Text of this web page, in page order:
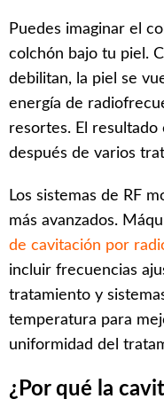
Puedes imaginar el
colchón bajo tu piel.
debilitan, la piel se
energía de
resortes. El
después de varios
Los sistemas de RF
más avanzados.
de cavitación por
incluir frecuencias
tratamiento y
temperatura para
uniformidad del
¿Por qué la